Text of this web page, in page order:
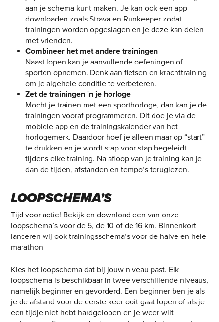
aan je schema kunt maken. Je kan ook een app
downloaden zoals Strava en Runkeeper zodat
trainingen worden opgeslagen en je deze kan delen
met vrienden.
Combineer het met andere trainingen
Naast lopen kan je aanvullende oefeningen of
sporten opnemen. Denk aan fietsen en krachttraining
om je algehele conditie te verbeteren.
Zet de trainingen in je horloge
Mocht je trainen met een sporthorloge, dan kan je de
trainingen vooraf programmeren. Dit doe je via de
mobiele app en de trainingskalender van het
horlogemerk. Daardoor hoef je alleen maar op “start”
te drukken en je wordt stap voor stap begeleidt
tijdens elke training. Na afloop van je training kan je
dan de tijden, afstanden en tempo’s teruglezen.
LOOPSCHEMA’S
Tijd voor actie! Bekijk en download een van onze
loopschema’s voor de 5, de 10 of de 16 km. Binnenkort
lanceren wij ook trainingsschema’s voor de halve en hele
marathon.
Kies het loopschema dat bij jouw niveau past. Elk
loopschema is beschikbaar in twee verschillende niveaus,
namelijk beginner en gevorderd. Een beginner ben je als
je de afstand voor de eerste keer ooit gaat lopen of als je
een tijdje niet hebt hardgelopen en je weer wilt